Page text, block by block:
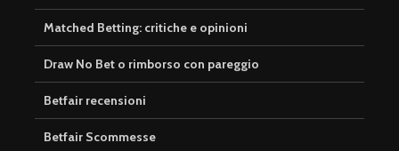
Matched Betting: critiche e opinioni
Draw No Bet o rimborso con pareggio
Betfair recensioni
Betfair Scommesse